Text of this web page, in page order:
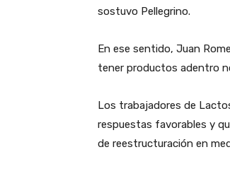
sostuvo Pellegrino.
En ese sentido, Juan
tener productos adentro
Los trabajadores de
respuestas favorables y
de reestructuración en